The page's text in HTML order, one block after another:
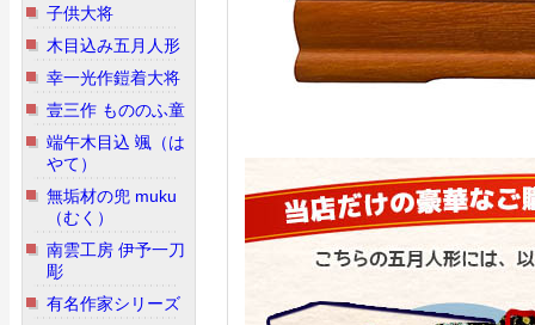
子供大将
木目込み五月人形
幸一光作鎧着大将
壹三作 もののふ童
端午木目込 颯（は
やて）
無垢材の兜 muku
（むく）
南雲工房 伊予一刀
彫
有名作家シリーズ